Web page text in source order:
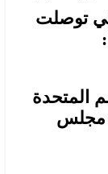
توصلت
المتحدة
مجلس